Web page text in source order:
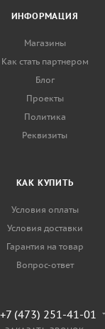
ИНФОРМАЦИЯ
Магазины
Как стать партнером
Блог
Проекты
Политика
Реквизиты
КАК КУПИТЬ
Условия оплаты
Условия доставки
Гарантия на товар
Вопрос-ответ
+7 (473) 251-41-01